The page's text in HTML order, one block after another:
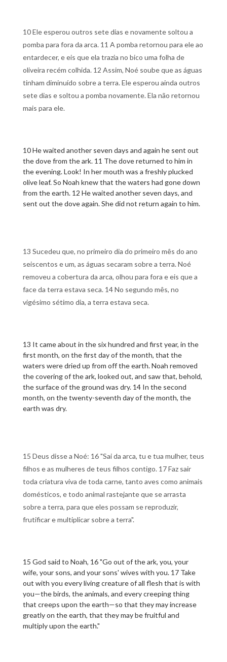
10 Ele esperou outros sete dias e novamente soltou a
pomba para fora da arca. 11 A pomba retornou para ele ao
entardecer, e eis que ela trazia no bico uma folha de
oliveira recém colhida. 12 Assim, Noé soube que as águas
tinham diminuído sobre a terra. Ele esperou ainda outros
sete dias e soltou a pomba novamente. Ela não retornou
mais para ele.
10 He waited another seven days and again he sent out
the dove from the ark. 11 The dove returned to him in
the evening. Look! In her mouth was a freshly plucked
olive leaf. So Noah knew that the waters had gone down
from the earth. 12 He waited another seven days, and
sent out the dove again. She did not return again to him.
13 Sucedeu que, no primeiro dia do primeiro mês do ano
seiscentos e um, as águas secaram sobre a terra. Noé
removeu a cobertura da arca, olhou para fora e eis que a
face da terra estava seca. 14 No segundo mês, no
vigésimo sétimo dia, a terra estava seca.
13 It came about in the six hundred and first year, in the
first month, on the first day of the month, that the
waters were dried up from off the earth. Noah removed
the covering of the ark, looked out, and saw that, behold,
the surface of the ground was dry. 14 In the second
month, on the twenty-seventh day of the month, the
earth was dry.
15 Deus disse a Noé: 16 "Sai da arca, tu e tua mulher, teus
filhos e as mulheres de teus filhos contigo. 17 Faz sair
toda criatura viva de toda carne, tanto aves como animais
domésticos, e todo animal rastejante que se arrasta
sobre a terra, para que eles possam se reproduzir,
frutificar e multiplicar sobre a terra".
15 God said to Noah, 16 "Go out of the ark, you, your
wife, your sons, and your sons' wives with you. 17 Take
out with you every living creature of all flesh that is with
you—the birds, the animals, and every creeping thing
that creeps upon the earth—so that they may increase
greatly on the earth, that they may be fruitful and
multiply upon the earth."